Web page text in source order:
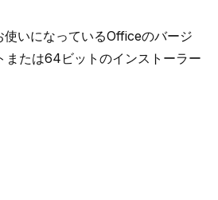
いになっているOfficeのバージ
または64ビットのインストーラー